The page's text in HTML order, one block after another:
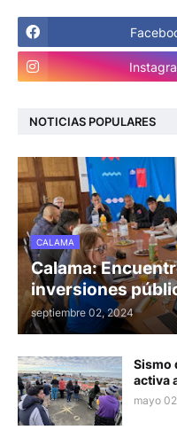
NOTICIAS POPULARES
CALAMA
Calama:
inversiones
septiembre 02, 2024
Sismo
activa
mayo